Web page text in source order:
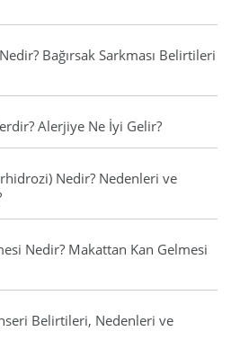
Bağırsak Sarkması Belirtileri
Alerjiye Ne İyi Gelir?
Nedir? Nedenleri ve
Nedir? Makattan Kan Gelmesi
Belirtileri, Nedenleri ve